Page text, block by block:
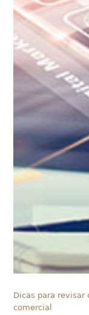
Dicas para revisar
comercial